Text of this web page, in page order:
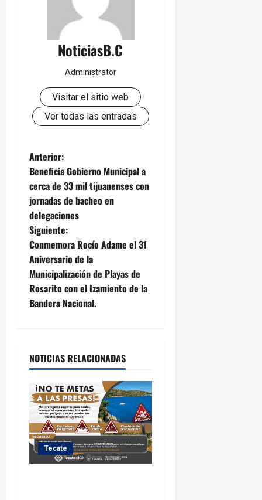
NoticiasB.C
Administrator
Visitar el sitio web
Ver todas las entradas
N
a
v
e
g
a
c
ó
n
d
e
e
Anterior:
Beneficia Gobierno Municipal a
cerca de 33 mil tijuanenses con
jornadas de bacheo en
delegaciones
Siguiente:
Conmemora Rocío Adame el 31
Aniversario de la
Municipalización de Playas de
Rosarito con el Izamiento de la
Bandera Nacional.
NOTICIAS RELACIONADAS
Tecate